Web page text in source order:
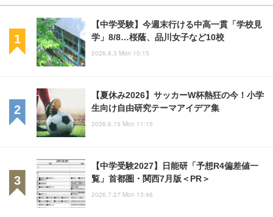
【中学受験】今週末行ける中高一貫「学校見
学」8/8…桜蔭、品川女子など10校
2026.8.3 Mon 10:15
【夏休み2026】サッカーW杯熱狂の今！小学
生向け自由研究テーマアイデア集
2026.6.15 Mon 11:15
【中学受験2027】日能研「予想R4偏差値一
覧」首都圏・関西7月版＜PR＞
2026.7.27 Mon 13:46